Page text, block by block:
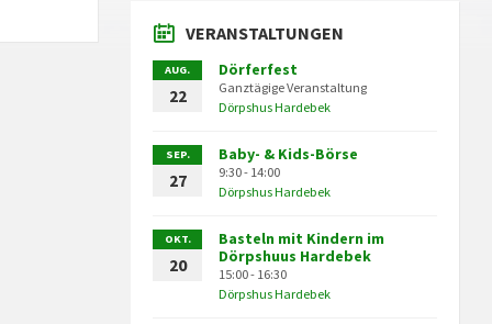
VERANSTALTUNGEN
AUG.
22
Dörferfest
Ganztägige Veranstaltung
Dörpshus Hardebek
SEP.
27
Baby- & Kids-Börse
9:30 - 14:00
Dörpshus Hardebek
OKT.
20
Basteln mit Kindern im
Dörpshuus Hardebek
15:00 - 16:30
Dörpshus Hardebek